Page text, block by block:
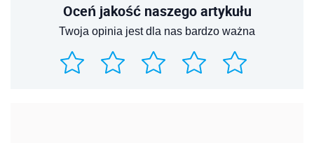
Oceń jakość naszego artykułu
Twoja opinia jest dla nas bardzo ważna